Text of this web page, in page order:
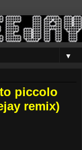
▼
piccolo
remix)